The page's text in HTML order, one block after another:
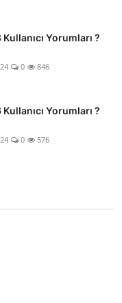
Yorumları ?
0 846
Yorumları ?
0 576